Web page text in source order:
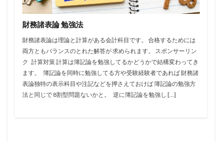
財務諸表論 勉強法
財務諸表論は理論と計算がある会計科目です。 合格するためには
両方ともバランスのとれた解答が 求められます。 スポンサーリン
ク 計算対策 計算は簿記論を勉強してるかどうかで結構変わってき
ます。 簿記論を同時に勉強してる方や受験経験者であれば 財務諸
表論独特の表示科目や注記などを押さえておけば 簿記論の勉強方
法と同じで 8割型問題ないかと。 逆に簿記論を勉強し […]